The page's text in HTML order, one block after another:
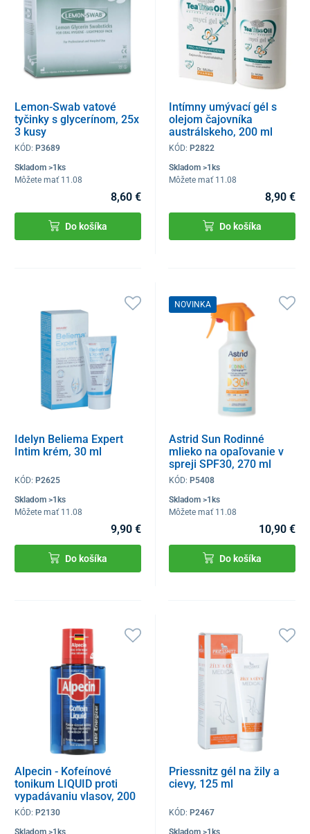
Lemon-Swab vatové
tyčinky s glycerínom, 25x
3 kusy
KÓD: P3689
Skladom >1ks
Môžete mať 11.08
8,60 €
Do košíka
Intímny umývací gél s
olejom čajovníka
austrálskeho, 200 ml
KÓD: P2822
Skladom >1ks
Môžete mať 11.08
8,90 €
Do košíka
Idelyn Beliema Expert
Intim krém, 30 ml
KÓD: P2625
Skladom >1ks
Môžete mať 11.08
9,90 €
Do košíka
NOVINKA
Astrid Sun Rodinné
mlieko na opaľovanie v
spreji SPF30, 270 ml
KÓD: P5408
Skladom >1ks
Môžete mať 11.08
10,90 €
Do košíka
Alpecin - Kofeínové
tonikum LIQUID proti
vypadávaniu vlasov, 200
ml
KÓD: P2130
Priessnitz gél na žily a
cievy, 125 ml
KÓD: P2467